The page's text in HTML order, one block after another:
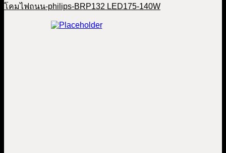
โคมไฟถนน-philips-BRP132 LED175-140W